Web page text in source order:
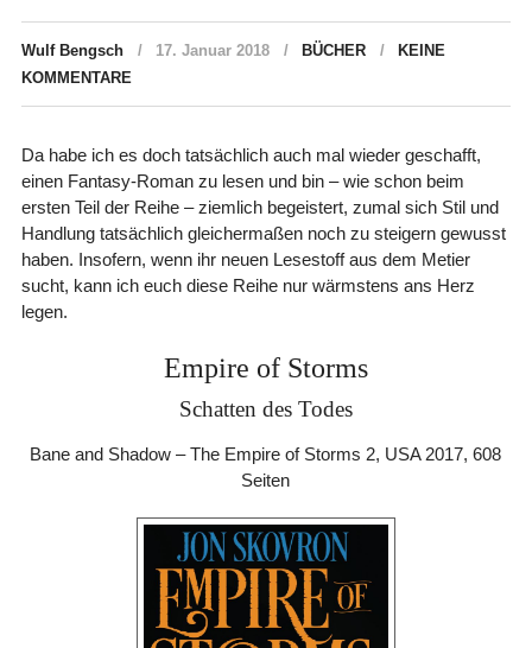
Wulf Bengsch 17. Januar 2018 BÜCHER
KEINE
KOMMENTARE
Da habe ich es doch tatsächlich auch mal wieder geschafft,
einen Fantasy-Roman zu lesen und bin – wie schon beim
ersten Teil der Reihe – ziemlich begeistert, zumal sich Stil und
Handlung tatsächlich gleichermaßen noch zu steigern gewusst
haben. Insofern, wenn ihr neuen Lesestoff aus dem Metier
sucht, kann ich euch diese Reihe nur wärmstens ans Herz
legen.
Empire of Storms
Schatten des Todes
Bane and Shadow – The Empire of Storms 2, USA 2017, 608
Seiten